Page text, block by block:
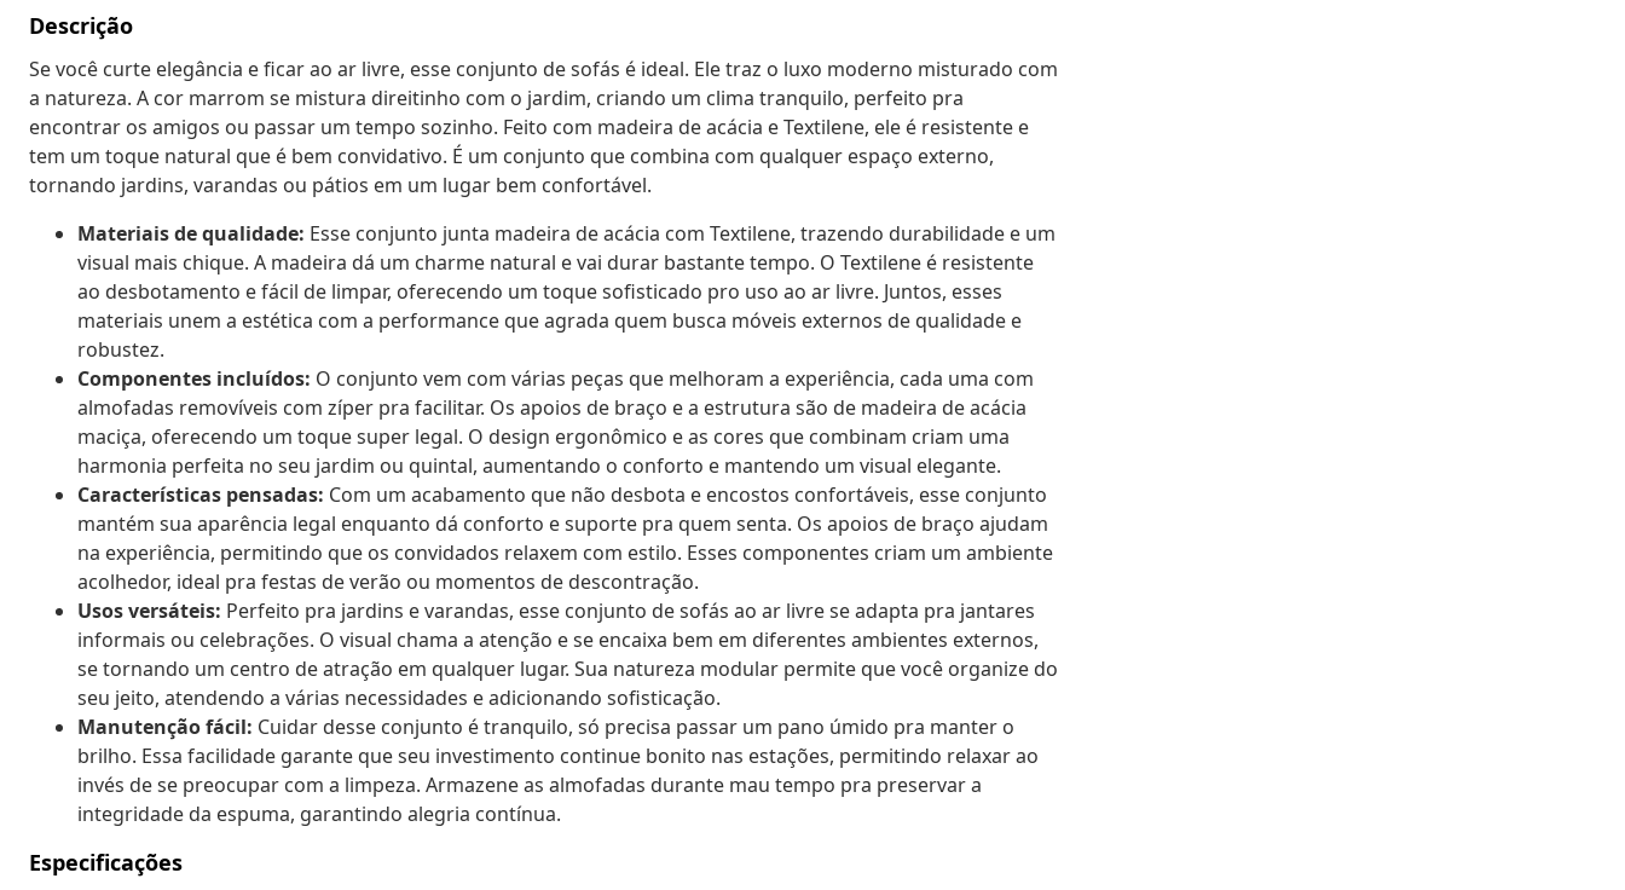
Descrição
Se você curte elegância e ficar ao ar livre, esse conjunto de sofás é ideal. Ele traz o luxo moderno misturado com
a natureza. A cor marrom se mistura direitinho com o jardim, criando um clima tranquilo, perfeito pra
encontrar os amigos ou passar um tempo sozinho. Feito com madeira de acácia e Textilene, ele é resistente e
tem um toque natural que é bem convidativo. É um conjunto que combina com qualquer espaço externo,
tornando jardins, varandas ou pátios em um lugar bem confortável.
Materiais de qualidade: Esse conjunto junta madeira de acácia com Textilene, trazendo durabilidade e um
visual mais chique. A madeira dá um charme natural e vai durar bastante tempo. O Textilene é resistente
ao desbotamento e fácil de limpar, oferecendo um toque sofisticado pro uso ao ar livre. Juntos, esses
materiais unem a estética com a performance que agrada quem busca móveis externos de qualidade e
robustez.
Componentes incluídos: O conjunto vem com várias peças que melhoram a experiência, cada uma com
almofadas removíveis com zíper pra facilitar. Os apoios de braço e a estrutura são de madeira de acácia
maciça, oferecendo um toque super legal. O design ergonômico e as cores que combinam criam uma
harmonia perfeita no seu jardim ou quintal, aumentando o conforto e mantendo um visual elegante.
Características pensadas: Com um acabamento que não desbota e encostos confortáveis, esse conjunto
mantém sua aparência legal enquanto dá conforto e suporte pra quem senta. Os apoios de braço ajudam
na experiência, permitindo que os convidados relaxem com estilo. Esses componentes criam um ambiente
acolhedor, ideal pra festas de verão ou momentos de descontração.
Usos versáteis: Perfeito pra jardins e varandas, esse conjunto de sofás ao ar livre se adapta pra jantares
informais ou celebrações. O visual chama a atenção e se encaixa bem em diferentes ambientes externos,
se tornando um centro de atração em qualquer lugar. Sua natureza modular permite que você organize do
seu jeito, atendendo a várias necessidades e adicionando sofisticação.
Manutenção fácil: Cuidar desse conjunto é tranquilo, só precisa passar um pano úmido pra manter o
brilho. Essa facilidade garante que seu investimento continue bonito nas estações, permitindo relaxar ao
invés de se preocupar com a limpeza. Armazene as almofadas durante mau tempo pra preservar a
integridade da espuma, garantindo alegria contínua.
Especificações